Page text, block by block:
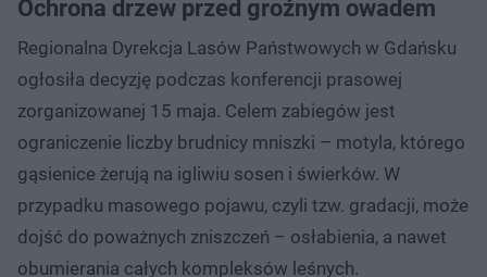
Ochrona drzew przed groźnym owadem
Regionalna Dyrekcja Lasów Państwowych w Gdańsku
ogłosiła decyzję podczas konferencji prasowej
zorganizowanej 15 maja. Celem zabiegów jest
ograniczenie liczby brudnicy mniszki – motyla, którego
gąsienice żerują na igliwiu sosen i świerków. W
przypadku masowego pojawu, czyli tzw. gradacji, może
dojść do poważnych zniszczeń – osłabienia, a nawet
obumierania całych kompleksów leśnych.